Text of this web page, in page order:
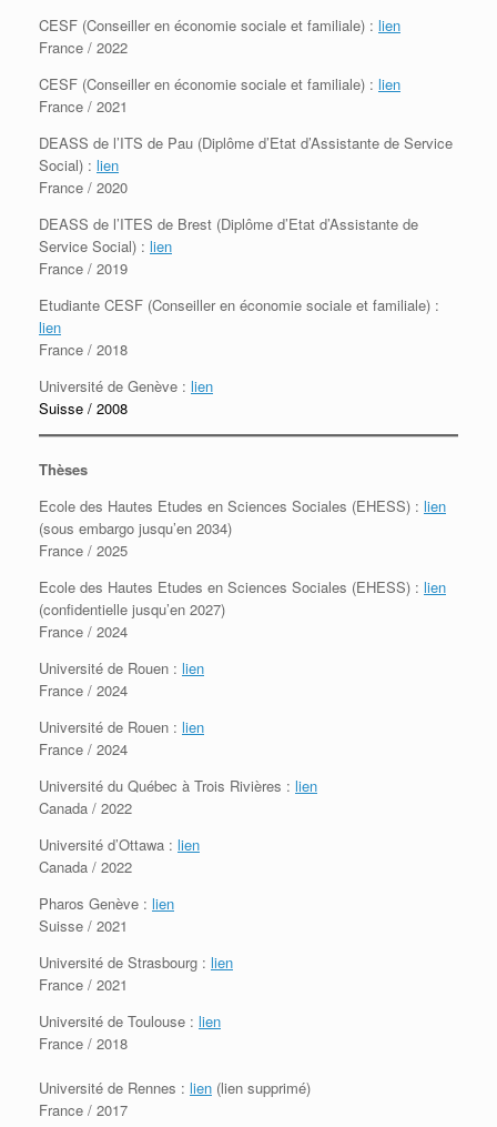
CESF (Conseiller en économie sociale et familiale) : lien
France / 2022
CESF (Conseiller en économie sociale et familiale) : lien
France / 2021
DEASS de l’ITS de Pau (Diplôme d’Etat d’Assistante de Service
Social) : lien
France / 2020
DEASS de l’ITES de Brest (Diplôme d’Etat d’Assistante de
Service Social) : lien
France / 2019
Etudiante CESF (Conseiller en économie sociale et familiale) :
lien
France / 2018
Université de Genève : lien
Suisse / 2008
Thèses
Ecole des Hautes Etudes en Sciences Sociales (EHESS) : lien
(sous embargo jusqu’en 2034)
France / 2025
Ecole des Hautes Etudes en Sciences Sociales (EHESS) : lien
(confidentielle jusqu’en 2027)
France / 2024
Université de Rouen : lien
France / 2024
Université de Rouen : lien
France / 2024
Université du Québec à Trois Rivières : lien
Canada / 2022
Université d’Ottawa : lien
Canada / 2022
Pharos Genève : lien
Suisse / 2021
Université de Strasbourg : lien
France / 2021
Université de Toulouse : lien
France / 2018
Université de Rennes : lien (lien supprimé)
France / 2017